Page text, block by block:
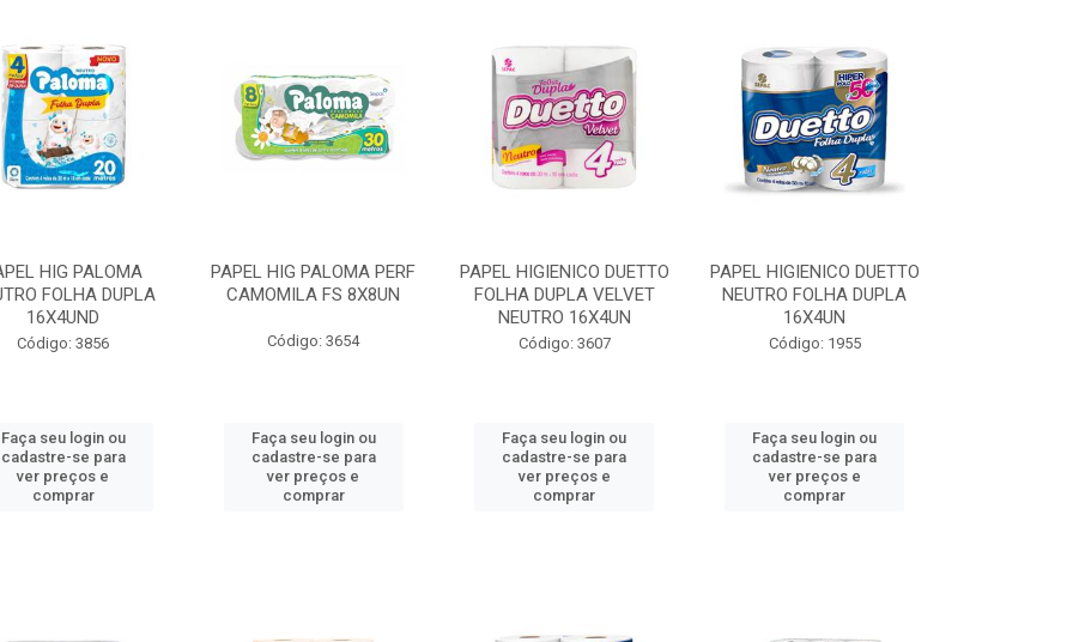
HIG PALOMA
FOLHA DUPLA
16X4UND
Código: 3856
Faça seu login ou
cadastre-se para
ver preços e
comprar
PAPEL HIG PALOMA PERF
CAMOMILA FS 8X8UN
Código: 3654
Faça seu login ou
cadastre-se para
ver preços e
comprar
PAPEL HIGIENICO DUETTO
FOLHA DUPLA VELVET
NEUTRO 16X4UN
Código: 3607
Faça seu login ou
cadastre-se para
ver preços e
comprar
PAPEL HIGIENICO DUETTO
NEUTRO FOLHA DUPLA
16X4UN
Código: 1955
Faça seu login ou
cadastre-se para
ver preços e
comprar